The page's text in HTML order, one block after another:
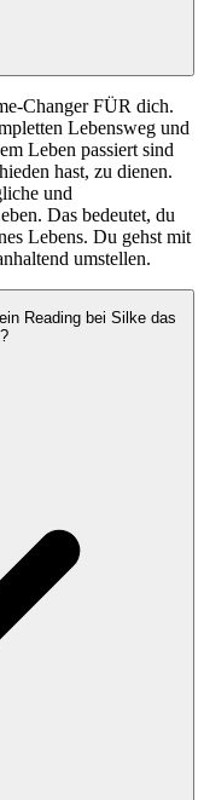
Changer FÜR dich.
Lebensweg und
Leben passiert sind
hast, zu dienen.
und
Das bedeutet, du
Lebens. Du gehst mit
umstellen.
Reading bei Silke das